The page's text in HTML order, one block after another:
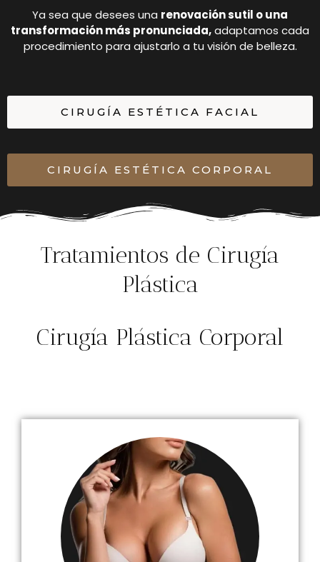
Ya sea que desees una renovación sutil o una
transformación más pronunciada,adaptamos cada
procedimiento para ajustarlo a tu visión de belleza.
CIRUGÍA ESTÉTICA FACIAL
CIRUGÍA ESTÉTICA CORPORAL
Tratamientos de Cirugía
Plástica
Cirugía Plástica Corporal